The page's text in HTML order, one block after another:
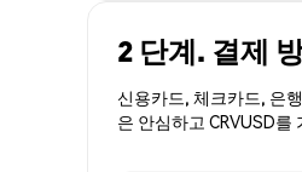
2 단계. 결제
신용카드, 체크카드, 은
은 안심하고 CRVUSD를